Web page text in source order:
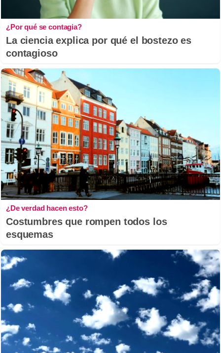
¿Por qué se contagia?
La ciencia explica por qué el bostezo es
contagioso
¿De verdad hacen esto?
Costumbres que rompen todos los
esquemas